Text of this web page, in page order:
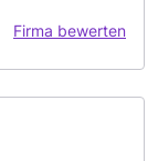
Firma bewerten